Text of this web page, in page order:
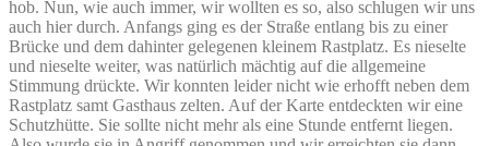
hob. Nun, wie auch immer, wir wollten es so, also schlugen wir uns
auch hier durch. Anfangs ging es der Straße entlang bis zu einer
Brücke und dem dahinter gelegenen kleinem Rastplatz. Es nieselte
und nieselte weiter, was natürlich mächtig auf die allgemeine
Stimmung drückte. Wir konnten leider nicht wie erhofft neben dem
Rastplatz samt Gasthaus zelten. Auf der Karte entdeckten wir eine
Schutzhütte. Sie sollte nicht mehr als eine Stunde entfernt liegen.